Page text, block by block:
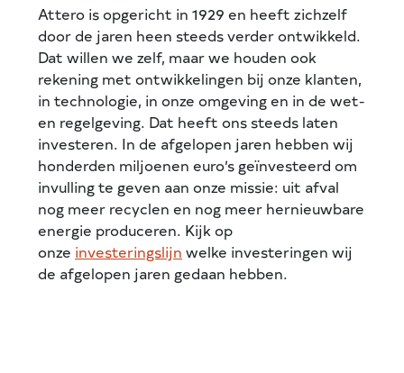
Attero is opgericht in 1929 en heeft zichzelf
door de jaren heen steeds verder ontwikkeld.
Dat willen we zelf, maar we houden ook
rekening met ontwikkelingen bij onze klanten,
in technologie, in onze omgeving en in de wet-
en regelgeving. Dat heeft ons steeds laten
investeren. In de afgelopen jaren hebben wij
honderden miljoenen euro’s geïnvesteerd om
invulling te geven aan onze missie: uit afval
nog meer recyclen en nog meer hernieuwbare
energie produceren. Kijk op
onze investeringslijn welke investeringen wij
de afgelopen jaren gedaan hebben.